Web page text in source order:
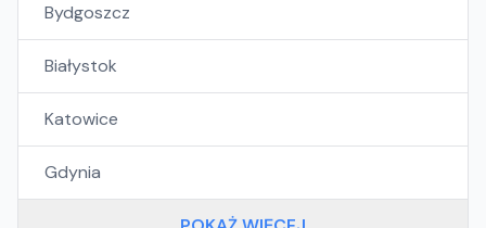
Bydgoszcz
Białystok
Katowice
Gdynia